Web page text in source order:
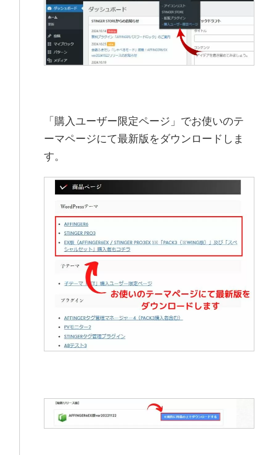
「購入ユーザー限定ページ」でお使いのテ
ーマページにて最新版をダウンロードしま
す。